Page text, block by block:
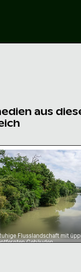
aus
Turm in
Flusslandschaft mit
Gebäuden